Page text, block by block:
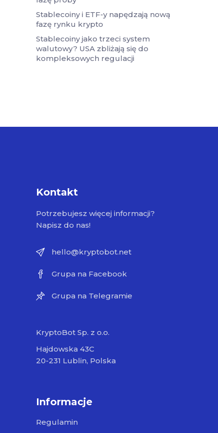
Stablecoiny i ETF-y napędzają nową
fazę rynku krypto
Stablecoiny jako trzeci system
walutowy? USA zbliżają się do
kompleksowych regulacji
Kontakt
Potrzebujesz więcej informacji?
Napisz do nas!
hello@kryptobot.net
Grupa na Facebook
Grupa na Telegramie
KryptoBot Sp. z o.o.
Hajdowska 43C
20-231 Lublin, Polska
Informacje
Regulamin